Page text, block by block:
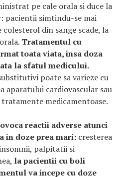
pe cale orala si duce la
pacientii simtindu-se mai
din sange scade, la
Tratamentul cu
toata viata, insa doza
la sfatul medicului.
poate sa varieze cu
aparatului cardiovascular sau
medicamentoase.
reactii adverse atunci
in doze prea mari: cresterea
palpitatii si
la pacientii cu boli
va incepe cu doze